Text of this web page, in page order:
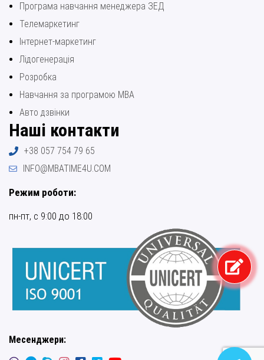
Програма навчання менеджера ЗЕД
Телемаркетинг
Інтернет-маркетинг
Лідогенерація
Розробка
Навчання за програмою МВА
Авто дзвінки
Наші контакти
+38 057 754 79 65
INFO@MBATIME4U.COM
Режим роботи:
пн-пт, с 9:00 до 18:00
Месенджери: